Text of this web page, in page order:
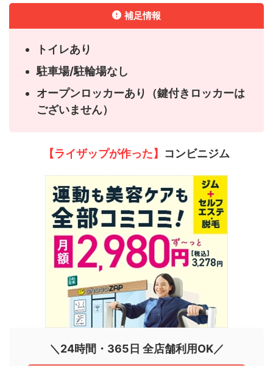
補足情報
トイレあり
駐車場/駐輪場なし
オープンロッカーあり（鍵付きロッカーは
ございません）
【ライザップが作った】 コンビニジム
＼24時間・365日 全店舗利用OK／